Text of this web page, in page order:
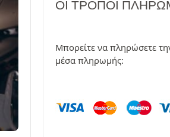
ΟΙ ΤΡΌΠΟΙ
Μπορείτε να πληρώσετε
μέσα πληρωμής: